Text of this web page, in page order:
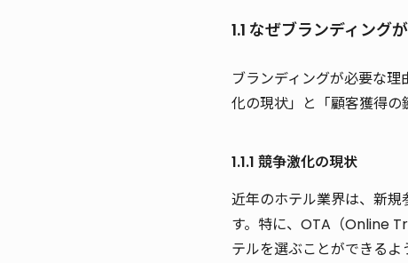
1.1 なぜブランディング
ブランディングが必要な
化の現状」と「顧客獲得の
1.1.1 競争激化の現状
近年のホテル業界は、新規
す。特に、OTA（Online
テルを選ぶことができるよ